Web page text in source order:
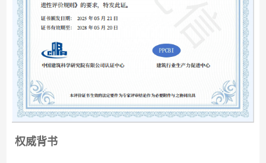
权威背书